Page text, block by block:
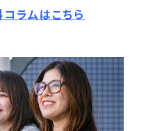
ラムはこちら